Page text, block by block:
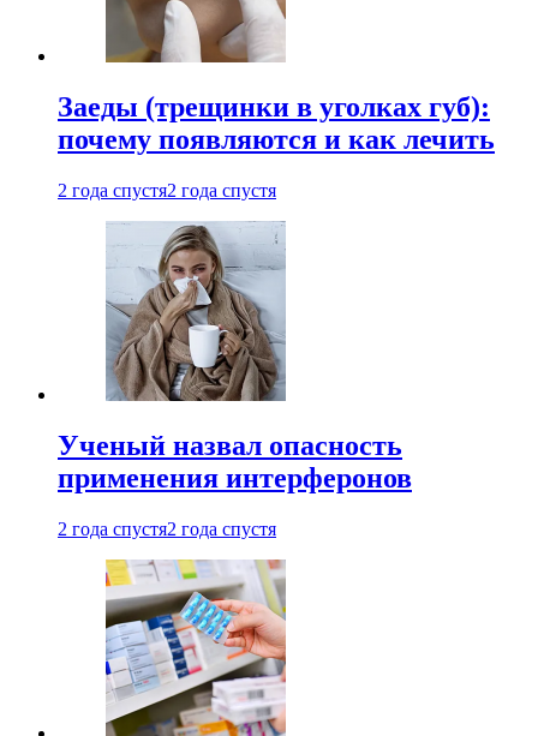
Заеды (трещинки в уголках губ):
почему появляются и как лечить
2 года спустя2 года спустя
Ученый назвал опасность
применения интерферонов
2 года спустя2 года спустя